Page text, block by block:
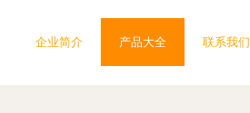
企业简介 产品大全 联系我们